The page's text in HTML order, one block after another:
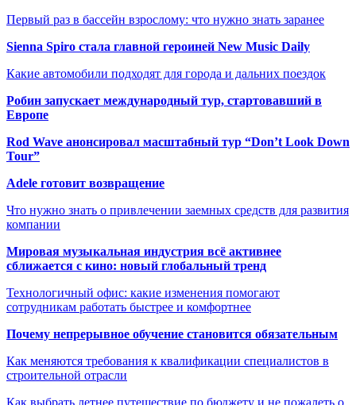
Первый раз в бассейн взрослому: что нужно знать заранее
Sienna Spiro стала главной героиней New Music Daily
Какие автомобили подходят для города и дальних поездок
Робин запускает международный тур, стартовавший в
Европе
Rod Wave анонсировал масштабный тур “Don’t Look Down
Tour”
Adele готовит возвращение
Что нужно знать о привлечении заемных средств для развития
компании
Мировая музыкальная индустрия всё активнее
сближается с кино: новый глобальный тренд
Технологичный офис: какие изменения помогают
сотрудникам работать быстрее и комфортнее
Почему непрерывное обучение становится обязательным
Как меняются требования к квалификации специалистов в
строительной отрасли
Как выбрать летнее путешествие по бюджету и не пожалеть о